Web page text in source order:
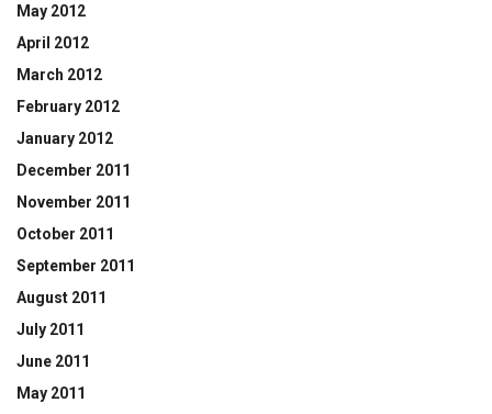
May 2012
April 2012
March 2012
February 2012
January 2012
December 2011
November 2011
October 2011
September 2011
August 2011
July 2011
June 2011
May 2011